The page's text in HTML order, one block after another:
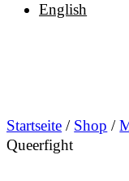
English
Startseite / Shop /
Queerfight